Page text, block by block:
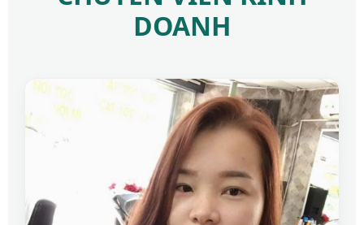
DOANH